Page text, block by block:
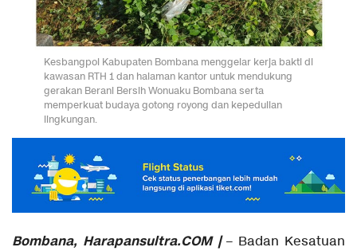
Kesbangpol Kabupaten Bombana menggelar kerja bakti di
kawasan RTH 1 dan halaman kantor untuk mendukung
gerakan Berani Bersih Wonuaku Bombana serta
memperkuat budaya gotong royong dan kepedulian
lingkungan.
Bombana, Harapansultra.COM |– Badan Kesatuan